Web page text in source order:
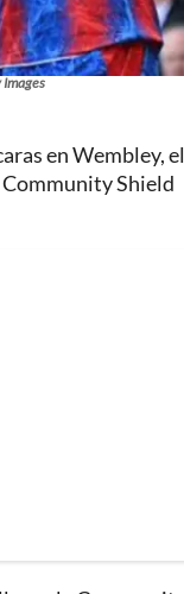
en Wembley, el
Community Shield